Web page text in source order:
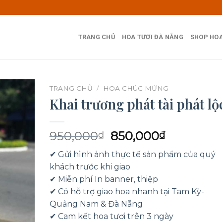
TRANG CHỦ HOA TƯƠI ĐÀ NẴNG SHOP
TRANG CHỦ / HOA CHÚC MỪNG
Khai trương phát tài phát
950,000₫
Giá
gốc
là:
950,000₫.
850,000₫Giá
hiện
tại
✔ Gửi hình ảnh thực tế sản phẩm của quý
khách trước khi giao
✔ Miễn phí In banner, thiệp
✔ Có hỗ trợ giao hoa nhanh tại Tam Kỳ-
Quảng Nam & Đà Nẵng
✔ Cam kết hoa tươi trên 3 ngày